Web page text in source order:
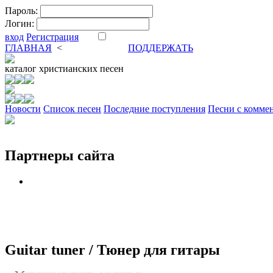
Пароль:
Логин:
вход Регистрация
ГЛАВНАЯ <
ПОДДЕРЖАТЬ
каталог христианских песен
Новости Cписок песен Последние поступления Песни с
Партнеры сайта
Guitar tuner / Тюнер для гитары